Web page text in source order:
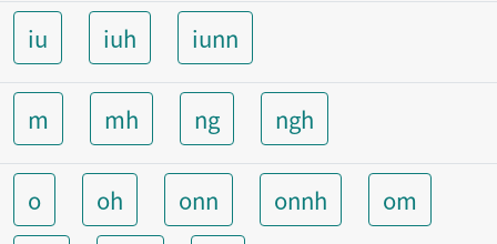
iu iuh iunn
m mh ng ngh
o oh onn onnh
om